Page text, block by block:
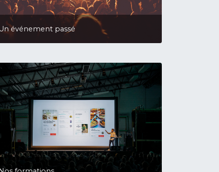
événement passé